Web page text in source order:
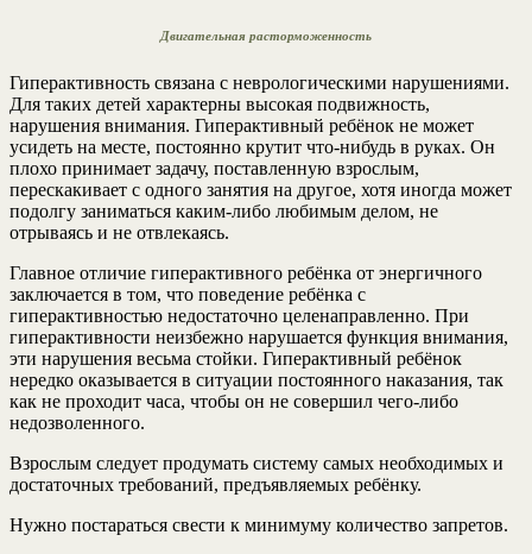
Двигательная расторможенность
Гиперактивность связана с неврологическими нарушениями.
Для таких детей характерны высокая подвижность,
нарушения внимания. Гиперактивный ребёнок не может
усидеть на месте, постоянно крутит что-нибудь в руках. Он
плохо принимает задачу, поставленную взрослым,
перескакивает с одного занятия на другое, хотя иногда может
подолгу заниматься каким-либо любимым делом, не
отрываясь и не отвлекаясь.
Главное отличие гиперактивного ребёнка от энергичного
заключается в том, что поведение ребёнка с
гиперактивностью недостаточно целенаправленно. При
гиперактивности неизбежно нарушается функция внимания,
эти нарушения весьма стойки. Гиперактивный ребёнок
нередко оказывается в ситуации постоянного наказания, так
как не проходит часа, чтобы он не совершил чего-либо
недозволенного.
Взрослым следует продумать систему самых необходимых и
достаточных требований, предъявляемых ребёнку.
Нужно постараться свести к минимуму количество запретов.